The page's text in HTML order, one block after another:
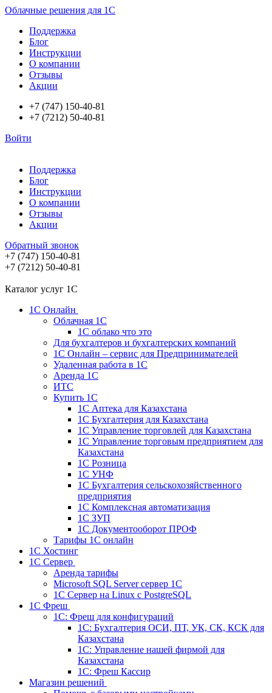
Облачные решения для 1С
Поддержка
Блог
Инструкции
О компании
Отзывы
Акции
+7 (747) 150-40-81
+7 (7212) 50-40-81
Войти
Поддержка
Блог
Инструкции
О компании
Отзывы
Акции
Обратный звонок
+7 (747) 150-40-81
+7 (7212) 50-40-81
Каталог услуг 1С
1С Онлайн
Облачная 1С
1C облако что это
Для бухгалтеров и бухгалтерских компаний
1C Онлайн – сервис для Предпринимателей
Удаленная работа в 1С
Аренда 1С
ИТС
Купить 1С
1С Аптека для Казахстана
1С Бухгалтерия для Казахстана
1С Управление торговлей для Казахстана
1С Управление торговым предприятием для
Казахстана
1С Розница
1С УНФ
1С Бухгалтерия сельскохозяйственного
предприятия
1С Комплексная автоматизация
1С ЗУП
1С Документооборот ПРОФ
Тарифы 1С онлайн
1С Хостинг
1С Сервер
Аренда тарифы
Microsoft SQL Server сервер 1С
1С Сервер на Linux c PostgreSQL
1С Фреш
1С: Фреш для конфигураций
1С: Бухгалтерия ОСИ, ПТ, УК, СК, КСК для
Казахстана
1С: Управление нашей фирмой для
Казахстана
1С: Фреш Кассир
Магазин решений